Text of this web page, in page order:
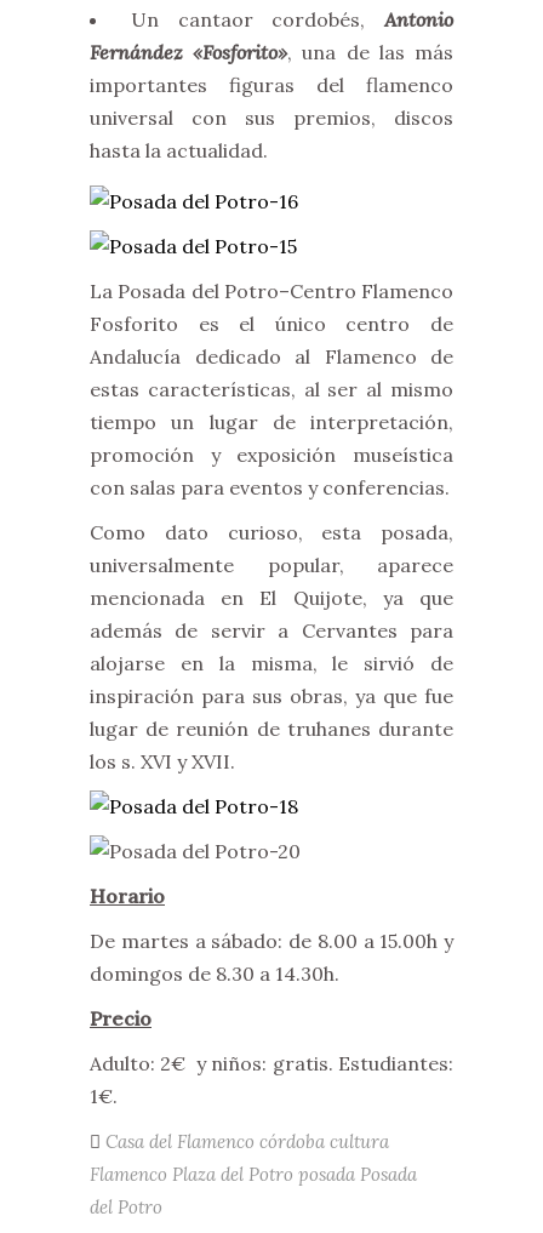
Un cantaor cordobés,Antonio
Fernández «Fosforito», una de las más
importantes figuras del flamenco
universal con sus premios, discos
hasta la actualidad.
La Posada del Potro–Centro Flamenco
Fosforito es el único centro de
Andalucía dedicado al Flamenco de
estas características, al ser al mismo
tiempo un lugar de interpretación,
promoción y exposición museística
con salas para eventos y conferencias.
Como dato curioso, esta posada,
universalmente popular, aparece
mencionada en El Quijote, ya que
además de servir a Cervantes para
alojarse en la misma, le sirvió de
inspiración para sus obras, ya que fue
lugar de reunión de truhanes durante
los s. XVI y XVII.
Horario
De martes a sábado: de 8.00 a 15.00h y
domingos de 8.30 a 14.30h.
Precio
Adulto: 2€ y niños: gratis. Estudiantes:
1€.
Casa del Flamenco córdoba cultura
Flamenco Plaza del Potro posada Posada
del Potro